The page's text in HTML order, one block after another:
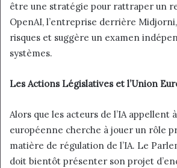
être une stratégie pour rattraper un
OpenAI, l’entreprise derrière
risques et suggère un examen
systèmes.
Les Actions Législatives et l’Union
Alors que les acteurs de l’IA appellent
européenne cherche à jouer un rôle
matière de régulation de l’IA. Le
doit bientôt présenter son projet